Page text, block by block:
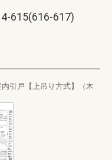
615(616-617)
内引戸【上吊り方式】（木